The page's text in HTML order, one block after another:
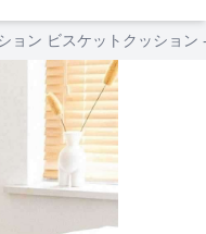
ョン ビスケットクッション